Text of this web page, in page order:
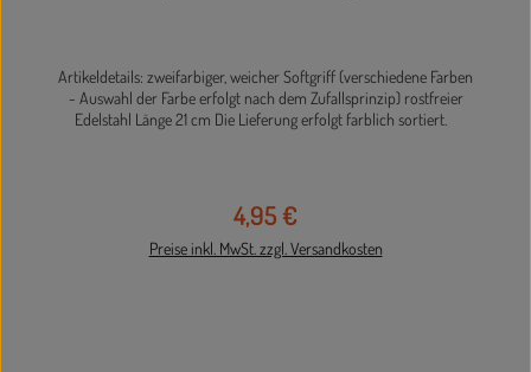
Artikeldetails: zweifarbiger, weicher Softgriff (verschiedene Farben
- Auswahl der Farbe erfolgt nach dem Zufallsprinzip) rostfreier
Regulärer Preis:
4,95 €
Preise inkl. MwSt. zzgl. Versandkosten